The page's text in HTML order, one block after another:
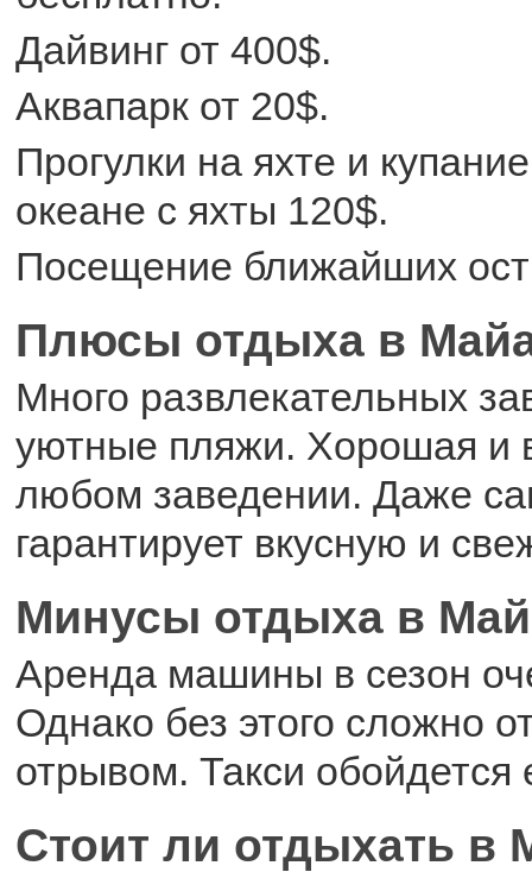
Дайвинг от 400$.
Аквапарк от 20$.
Прогулки на яхте и
океане с яхты 120$.
Посещение ближайших
Плюсы отдыха в
Много развлекательных
уютные пляжи. Хорошая и
любом заведении. Даже
гарантирует вкусную и
Минусы отдыха в
Аренда машины в сезон
Однако без этого сложно
отрывом. Такси
Стоит ли отдыхать в